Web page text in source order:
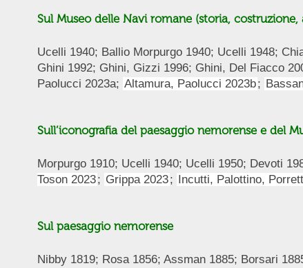
Sul Museo delle Navi romane (storia, costruzione,
Ucelli 1940; Ballio Morpurgo 1940; Ucelli 1948;
Ghini 1992; Ghini, Gizzi 1996; Ghini, Del Fiacco
Paolucci 2023a; Altamura, Paolucci 2023b;
Sull’iconografia del paesaggio nemorense e del
Morpurgo 1910; Ucelli 1940; Ucelli 1950; Devoti
Toson 2023; Grippa 2023;​​ Incutti, Palottino,
Sul paesaggio nemorense
Nibby 1819; Rosa 1856; Assman 1885; Borsari